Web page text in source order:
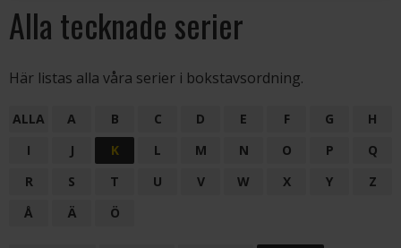
Alla tecknade serier
Här listas alla våra serier i bokstavsordning.
ALLA A B C D E F G
H
I
J K L M N O P
Q
R
S T U V W X Y
Z
Å
Ä Ö